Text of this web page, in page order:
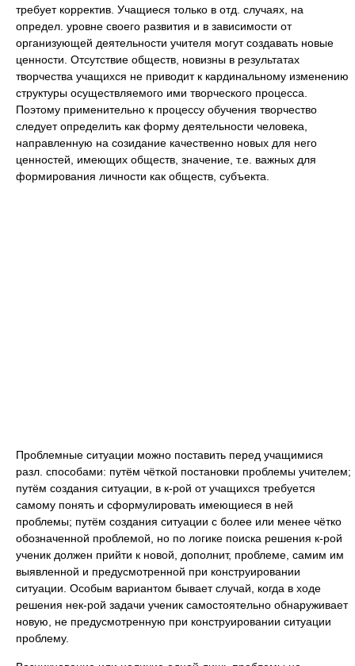
требует корректив. Учащиеся только в отд. случаях, на
определ. уровне своего развития и в зависимости от
организующей деятельности учителя могут создавать новые
ценности. Отсутствие обществ, новизны в результатах
творчества учащихся не приводит к кардинальному изменению
структуры осуществляемого ими творческого процесса.
Поэтому применительно к процессу обучения творчество
следует определить как форму деятельности человека,
направленную на созидание качественно новых для него
ценностей, имеющих обществ, значение, т.е. важных для
формирования личности как обществ, субъекта.
Проблемные ситуации можно поставить перед учащимися
разл. способами: путём чёткой постановки проблемы учителем;
путём создания ситуации, в к-рой от учащихся требуется
самому понять и сформулировать имеющиеся в ней
проблемы; путём создания ситуации с более или менее чётко
обозначенной проблемой, но по логике поиска решения к-рой
ученик должен прийти к новой, дополнит, проблеме, самим им
выявленной и предусмотренной при конструировании
ситуации. Особым вариантом бывает случай, когда в ходе
решения нек-рой задачи ученик самостоятельно обнаруживает
новую, не предусмотренную при конструировании ситуации
проблему.